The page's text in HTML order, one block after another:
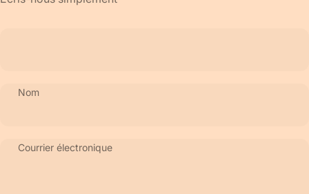
Nom
Courrier électronique